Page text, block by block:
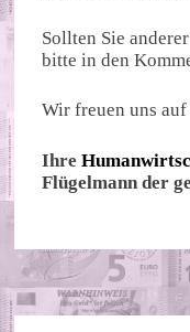
Sollten Sie
bitte in den
Wir freuen uns
Ihre
Flügelmann der